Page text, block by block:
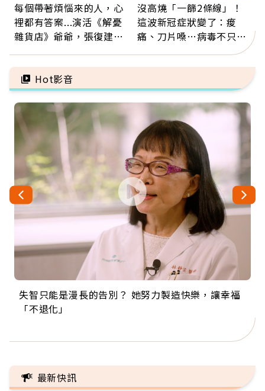
每個帶著煩惱來的人，心
裡都有答案...演活《解憂
雜貨店》爺爺，張復建：
善待自己
沒高燒「一篩2條線」！
這波新冠症狀變了：痠
痛、刀片嗓…病毒不只攻
肺，三高族恐引發全身血
管發炎
Hot影音
失智只能是漫長的告別？ 她努力製造快樂，讓幸福
「不退化」
來自剛果的巧克力神父 為台灣奉獻36年 「台灣是我
的家，我連作夢都講台語！」
63歲卸矽谷副總、搬回台灣找快樂！「蛋黃哥小
丑」走進安養院，逗樂上萬爺奶：退休後才開始真
104歲打破金氏世界紀錄 成為全球最年長羽球選
手，分享長壽的秘密原來是「這個」
事業巔峰他選擇追夢…黑手阿伯拉小提琴還登上小
巨蛋！連CNN都大讚！
最新快訊